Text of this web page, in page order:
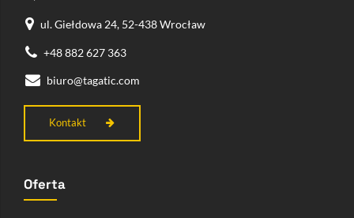
ul. Giełdowa 24, 52-438 Wrocław
+48 882 627 363
biuro@tagatic.com
Kontakt
Oferta